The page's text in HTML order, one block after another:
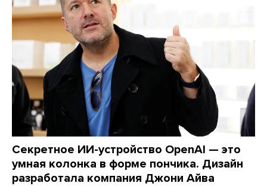
Секретное ИИ-устройство OpenAI — это
умная колонка в форме пончика. Дизайн
разработала компания Джони Айва